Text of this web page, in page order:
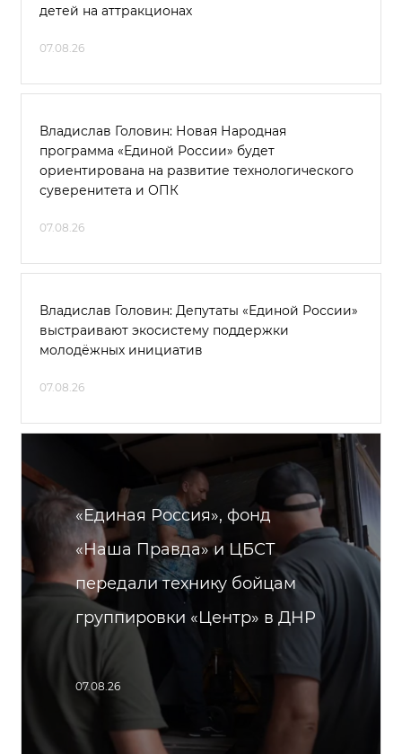
детей на аттракционах
07.08.26
Владислав Головин: Новая Народная
программа «Единой России» будет
ориентирована на развитие технологического
суверенитета и ОПК
07.08.26
Владислав Головин: Депутаты «Единой России»
выстраивают экосистему поддержки
молодёжных инициатив
07.08.26
«Единая Россия», фонд
«Наша Правда» и ЦБСТ
передали технику бойцам
группировки «Центр» в ДНР
07.08.26